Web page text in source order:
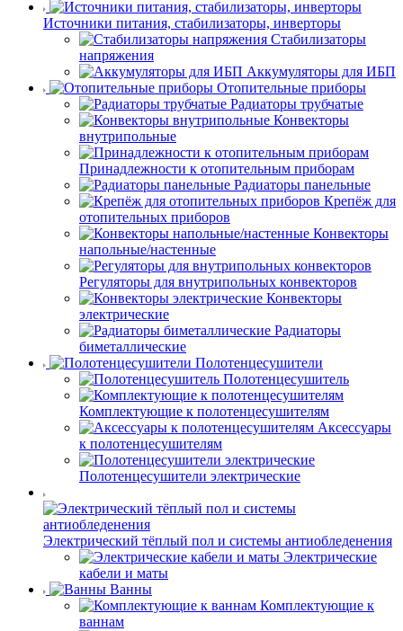
Источники питания, стабилизаторы, инверторы
Стабилизаторы
напряжения
Аккумуляторы для ИБП
Отопительные приборы
Радиаторы трубчатые
Конвекторы
внутрипольные
Принадлежности к отопительным приборам
Радиаторы панельные
Крепёж для
отопительных приборов
Конвекторы
напольные/настенные
Регуляторы для внутрипольных конвекторов
Конвекторы
электрические
Радиаторы
биметаллические
Полотенцесушители
Полотенцесушитель
Комплектующие к полотенцесушителям
Аксессуары
к полотенцесушителям
Полотенцесушители электрические
Электрический тёплый пол и системы антиобледенения
Электрические
кабели и маты
Ванны
Комплектующие к
ваннам